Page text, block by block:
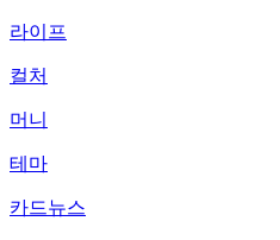
라이프
컬처
머니
테마
카드뉴스